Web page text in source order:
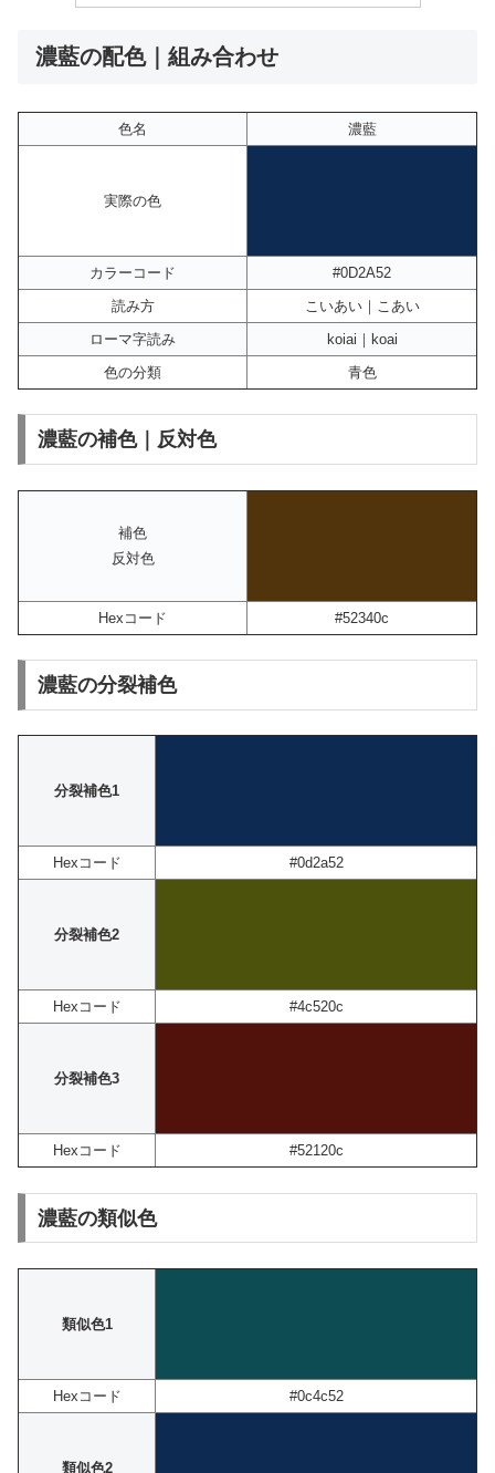
濃藍の配色｜組み合わせ
色名 濃藍
実際の色
カラーコード
#0D2A52
読み方
こいあい｜こあい
ローマ字読み
koiai｜koai
色の分類
青色
濃藍の補色｜反対色
補色
反対色
Hexコード #52340c
濃藍の分裂補色
分裂補色1
Hexコード #0d2a52
分裂補色2
Hexコード #4c520c
分裂補色3
Hexコード #52120c
濃藍の類似色
類似色1
Hexコード #0c4c52
類似色2